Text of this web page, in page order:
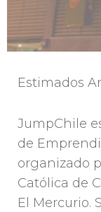
Estimados
JumpChile
de
organizado
Católica de
El Mercurio.